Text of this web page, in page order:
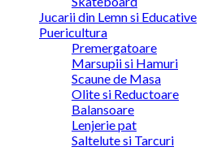
Jucarii din Lemn si Educative
Puericultura
Premergatoare
Marsupii si Hamuri
Scaune de Masa
Olite si Reductoare
Balansoare
Lenjerie pat
Saltelute si Tarcuri